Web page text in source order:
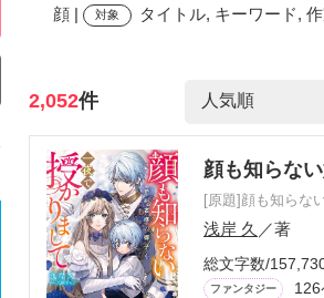
顔 |
対象 タイトル, キーワード,
検索ワード
詳しく検索
2,052件
顔も知らな
[原題]顔も知らな
浅岸 久 ／著
総文字数/
ファンタジー 126